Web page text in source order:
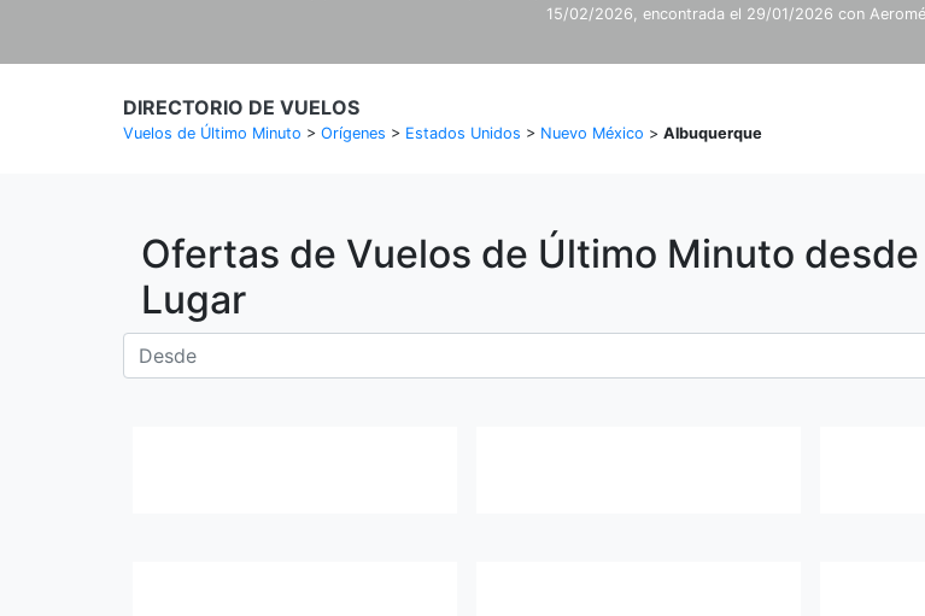
15/02/2026, encontrada el 29/01/2026 con
DIRECTORIO DE VUELOS
Vuelos de Último Minuto > Orígenes > Estados Unidos > Nuevo México > Albuquerque
Ofertas de Vuelos de Último Minuto desde
Lugar